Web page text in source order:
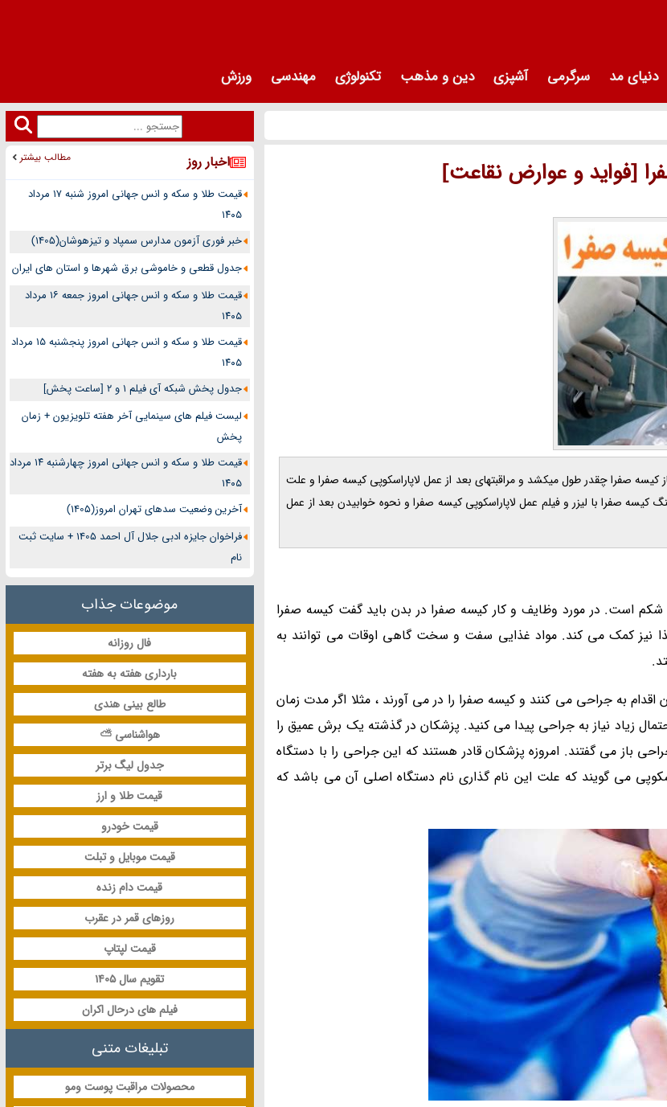
دنیای مد سرگرمی آشپزی دین و مذهب تکنولوژی مهندسی ورزش
[فواید و عوارض نقاعت]
کیسه صفرا و عمل باز کیسه صفرا چقدر طول میکشد و مراقبتهای بعد از عمل لاپاراسکوپی کیسه صفرا و علت
صفرا با لیزر و فیلم عمل لاپاراسکوپی کیسه صفرا و نحوه خوابیدن بعد از عمل
شکم است. در مورد وظایف و کار کیسه صفرا در بدن باید گفت کیسه صفرا
نیز کمک می کند. مواد غذایی سفت و سخت گاهی اوقات می توانند به
به جراحی می کنند و کیسه صفرا را در می آورند ، مثلا اگر مدت زمان
زیاد نیاز به جراحی پیدا می کنید. پزشکان در گذشته یک برش عمیق را
باز می گفتند. امروزه پزشکان قادر هستند که این جراحی را با دستگاه
می گویند که علت این نام گذاری نام دستگاه اصلی آن می باشد که
اخبار روز مطالب بیشتر
قیمت طلا و سکه و انس جهانی امروز شنبه ۱۷ مرداد
۱۴۰۵
خبر فوری آزمون مدارس سمپاد و تیزهوشان(1405)
جدول قطعی و خاموشی برق شهرها و استان های ایران
قیمت طلا و سکه و انس جهانی امروز جمعه ۱۶ مرداد
۱۴۰۵
قیمت طلا و سکه و انس جهانی امروز پنجشنبه ۱۵ مرداد
۱۴۰۵
جدول پخش شبکه آی فیلم 1 و 2 [ساعت پخش]
لیست فیلم های سینمایی آخر هفته تلویزیون + زمان
پخش
قیمت طلا و سکه و انس جهانی امروز چهارشنبه ۱۴ مرداد
۱۴۰۵
آخرین وضعیت سدهای تهران امروز(1405)
فراخوان جایزه ادبی جلال آل احمد 1405 + سایت ثبت
نام
موضوعات جذاب
فال روزانه
بارداری هفته به هفته
طالع بینی هندی
هواشناسی ⛅
جدول لیگ برتر
قیمت طلا و ارز
قیمت خودرو
قیمت موبایل و تبلت
قیمت دام زنده
روزهای قمر در عقرب
قیمت لپتاپ
تقویم سال 1405
فیلم های درحال اکران
تبلیغات متنی
محصولات مراقبت پوست ومو